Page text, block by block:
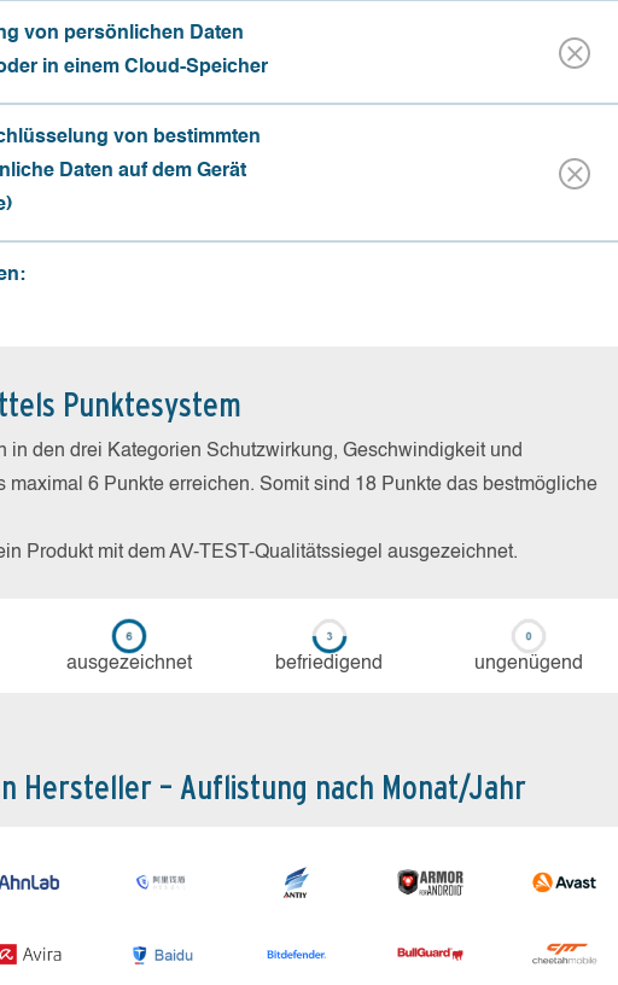
von persönlichen Daten
in einem Cloud-Speicher
von bestimmten
Daten auf dem Gerät
Punktesystem
in den drei Kategorien Schutzwirkung, Geschwindigkeit und
maximal 6 Punkte erreichen. Somit sind 18 Punkte das bestmögliche
Produkt mit dem AV-TEST-Qualitätssiegel ausgezeichnet.
aus­ge­zeich­net be­frie­di­gend un­ge­nü­gend
Hersteller – Auflistung nach Monat/Jahr